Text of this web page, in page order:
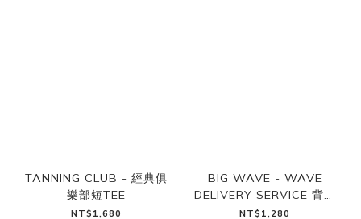
TANNING CLUB - 經典俱
樂部短TEE
NT$1,680
BIG WAVE - WAVE
DELIVERY SERVICE 背心
（靛藍）
NT$1,280